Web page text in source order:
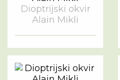
Dioptrijski okvir
Alain Mikli